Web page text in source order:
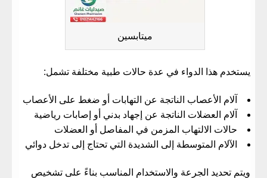
ميتابسين
يستخدم هذا الدواء في عدة حالات طبية مختلفة تشمل:
آلام الأعصاب الناتجة عن التهابات أو ضغط على الأعصاب
آلام العضلات الناتجة عن إجهاد بدني أو إصابات رياضية
حالات الالتهاب المزمن في المفاصل أو العضلات
الآلام المتوسطة إلى الشديدة التي تحتاج إلى تدخل دوائي
ويتم تحديد الجرعة والاستخدام المناسب بناءً على تشخيص